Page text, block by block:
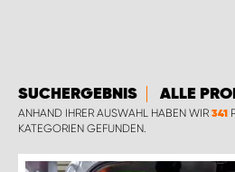
SUCHERGEBNIS ALLE
ANHAND IHRER AUSWAHL HABEN WIR 341
KATEGORIEN GEFUNDEN.